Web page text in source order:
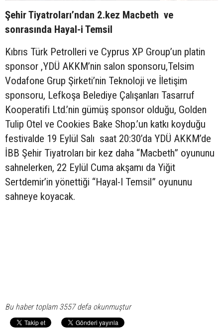
Şehir Tiyatroları’ndan 2.kez Macbeth ve
sonrasında Hayal-i Temsil
Kıbrıs Türk Petrolleri ve Cyprus XP Group’un platin
sponsor ,YDÜ AKKM’nin salon sponsoru,Telsim
Vodafone Grup Şirketi’nin Teknoloji ve İletişim
sponsoru, Lefkoşa Belediye Çalışanları Tasarruf
Kooperatifi Ltd.’nin gümüş sponsor olduğu, Golden
Tulip Otel ve Cookies Bake Shop.’un katkı koyduğu
festivalde 19 Eylül Salı saat 20:30’da YDÜ AKKM’de
İBB Şehir Tiyatroları bir kez daha “Macbeth” oyununu
sahnelerken, 22 Eylül Cuma akşamı da Yiğit
Sertdemir’in yönettiği “Hayal-I Temsil” oyununu
sahneye koyacak.
Bu haber toplam 3557 defa okunmuştur